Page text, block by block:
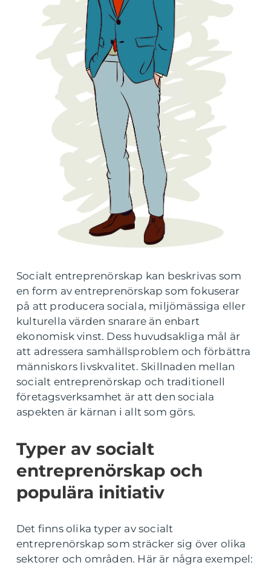
Socialt entreprenörskap kan beskrivas som
en form av entreprenörskap som fokuserar
på att producera sociala, miljömässiga eller
kulturella värden snarare än enbart
ekonomisk vinst. Dess huvudsakliga mål är
att adressera samhällsproblem och förbättra
människors livskvalitet. Skillnaden mellan
socialt entreprenörskap och traditionell
företagsverksamhet är att den sociala
aspekten är kärnan i allt som görs.
Typer av socialt
entreprenörskap och
populära initiativ
Det finns olika typer av socialt
entreprenörskap som sträcker sig över olika
sektorer och områden. Här är några exempel: